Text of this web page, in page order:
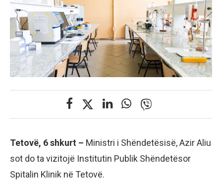
Tetovë, 6 shkurt – Ministri i Shëndetësisë, Azir Aliu
sot do ta vizitojë Institutin Publik Shëndetësor
Spitalin Klinik në Tetovë.